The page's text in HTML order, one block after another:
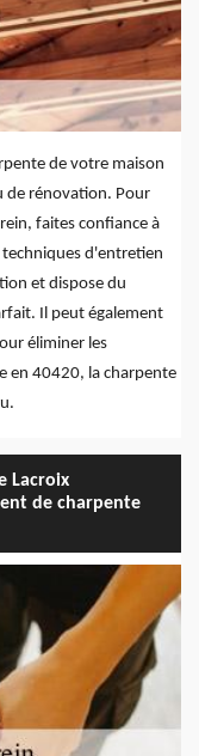
de votre maison
de rénovation. Pour
faites confiance à
d'entretien
et dispose du
Il peut également
éliminer les
en 40420, la charpente
Lacroix
de charpente